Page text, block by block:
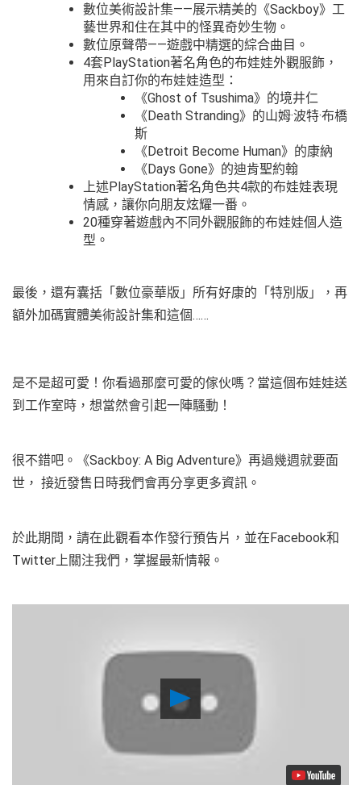
數位美術設計集——展示精美的《Sackboy》工
藝世界和住在其中的怪異奇妙生物。
數位原聲帶——遊戲中精選的綜合曲目。
4套PlayStation著名角色的布娃娃外觀服飾，
用來自訂你的布娃娃造型：
《Ghost of Tsushima》的境井仁
《Death Stranding》的山姆·波特·布橋
斯
《Detroit Become Human》的康納
《Days Gone》的迪肯聖約翰
上述PlayStation著名角色共4款的布娃娃表現
情感，讓你向朋友炫耀一番。
20種穿著遊戲內不同外觀服飾的布娃娃個人造
型。
最後，還有囊括「數位豪華版」所有好康的「特別版」，再
額外加碼實體美術設計集和這個……
是不是超可愛！你看過那麼可愛的傢伙嗎？當這個布娃娃送
到工作室時，想當然會引起一陣騷動！
很不錯吧。《Sackboy: A Big Adventure》再過幾週就要面
世， 接近發售日時我們會再分享更多資訊。
於此期間，請在此觀看本作發行預告片，並在Facebook和
Twitter上關注我們，掌握最新情報。
Play
Video